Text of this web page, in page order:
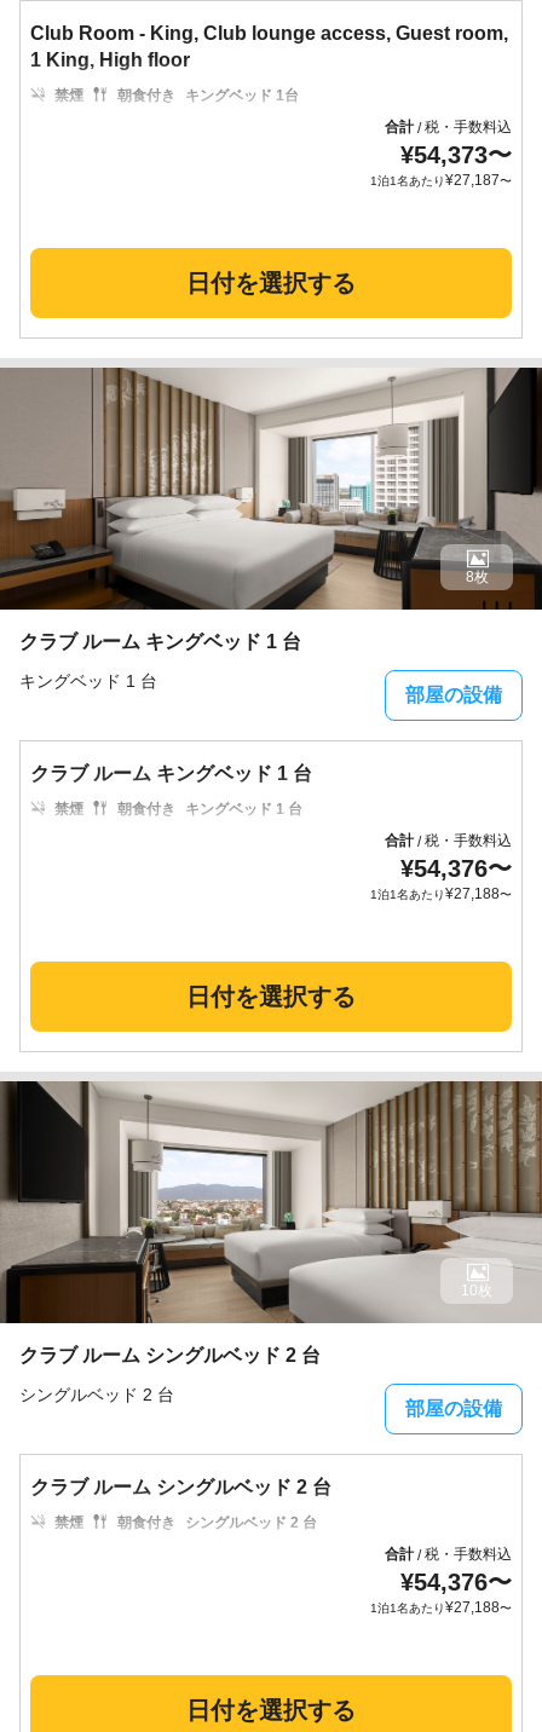
Club Room - King, Club lounge access, Guest room,
1 King, High floor
禁煙 朝食付き
キングベッド 1台
合計/税・手数料込
¥54,373〜
1泊1名あたり¥27,187〜
日付を選択する
クラブ ルーム キングベッド 1 台
キングベッド 1 台
部屋の設備
8枚
クラブ ルーム キングベッド 1 台
禁煙 朝食付き
キングベッド 1 台
合計/税・手数料込
¥54,376〜
1泊1名あたり¥27,188〜
日付を選択する
クラブ ルーム シングルベッド 2 台
シングルベッド 2 台
部屋の設備
10枚
クラブ ルーム シングルベッド 2 台
禁煙 朝食付き
シングルベッド 2 台
合計/税・手数料込
¥54,376〜
1泊1名あたり¥27,188〜
日付を選択する